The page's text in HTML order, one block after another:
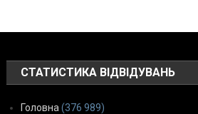
СТАТИСТИКА ВІДВІДУВАНЬ
Головна (376 989)